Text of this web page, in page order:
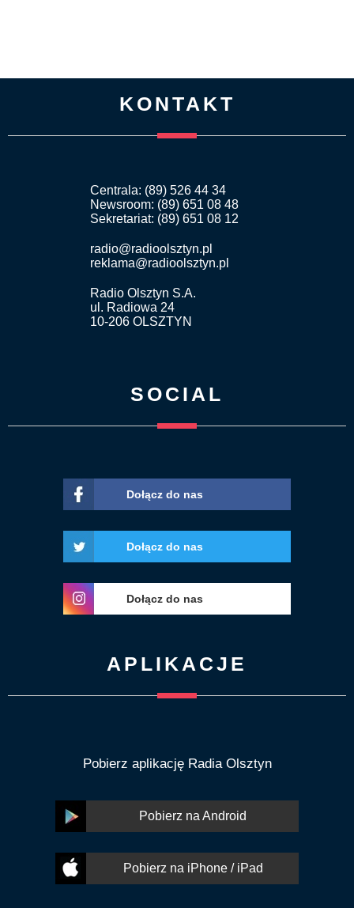
KONTAKT
Centrala: (89) 526 44 34
Newsroom: (89) 651 08 48
Sekretariat: (89) 651 08 12
radio@radioolsztyn.pl
reklama@radioolsztyn.pl
Radio Olsztyn S.A.
ul. Radiowa 24
10-206 OLSZTYN
SOCIAL
Dołącz do nas
Dołącz do nas
Dołącz do nas
APLIKACJE
Pobierz aplikację Radia Olsztyn
Pobierz na Android
Pobierz na iPhone / iPad